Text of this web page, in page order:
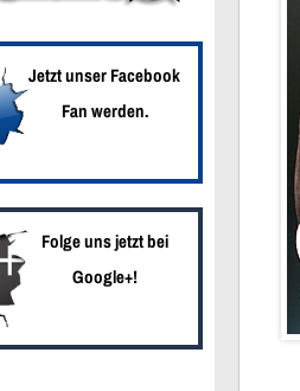
Weiter
Jetzt unser Facebook
Fan werden.
Folge uns jetzt bei
Google+!